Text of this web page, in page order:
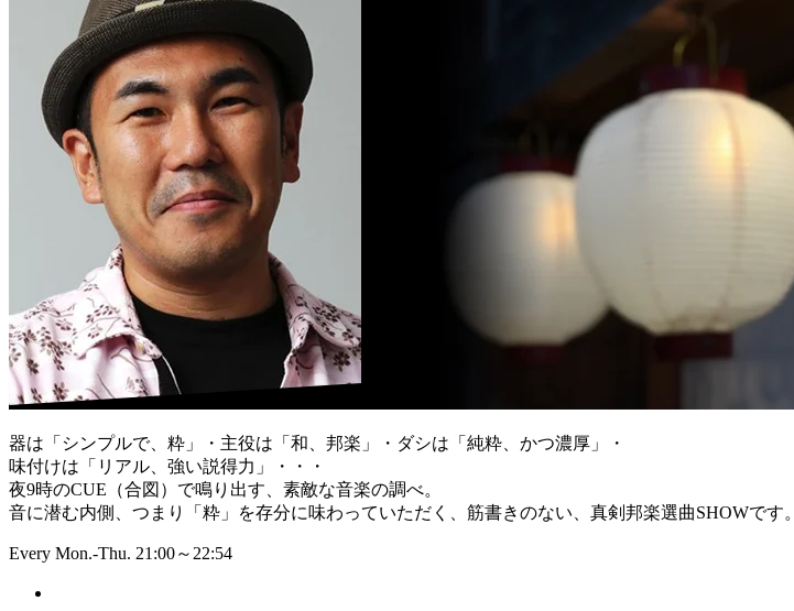
器は「シンプルで、粋」・主役は「和、邦楽」・ダシは「純粋、かつ濃厚」・
味付けは「リアル、強い説得力」・・・
夜9時のCUE（合図）で鳴り出す、素敵な音楽の調べ。
音に潜む内側、つまり「粋」を存分に味わっていただく、筋書きのない、真剣邦楽選曲SHOWです。
Every Mon.-Thu. 21:00～22:54